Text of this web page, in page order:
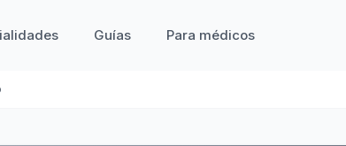
Guías Para médicos